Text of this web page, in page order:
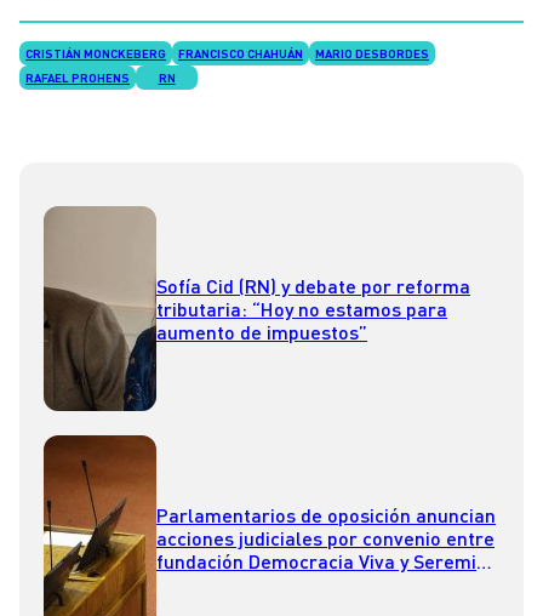
CRISTIÁN MONCKEBERG FRANCISCO CHAHUÁN
MARIO DESBORDES
RAFAEL PROHENS
RN
Sofía Cid (RN) y debate por reforma
tributaria: “Hoy no estamos para
aumento de impuestos”
Parlamentarios de oposición anuncian
acciones judiciales por convenio entre
fundación Democracia Viva y Seremi